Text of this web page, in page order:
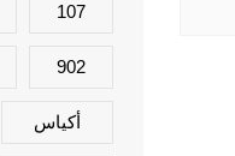
107
902
أكياس